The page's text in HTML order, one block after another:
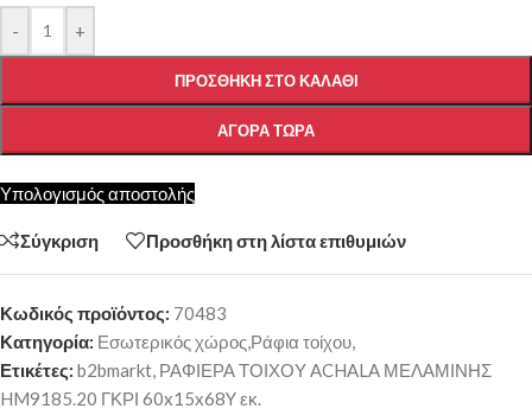
- +
ΠΡΟΣΘΉΚΗ ΣΤΟ ΚΑΛΆΘΙ
ΑΓΟΡΆ ΤΏΡΑ
Υπολογισμός αποστολής
Σύγκριση Προσθήκη στη λίστα επιθυμιών
Κωδικός προϊόντος: 70483
Κατηγορία: Εσωτερικός χώρος,Ράφια τοίχου,
Ετικέτες: b2bmarkt, ΡΑΦΙΕΡΑ ΤΟΙΧΟΥ ACHALA ΜΕΛΑΜΙΝΗΣ
HM9185.20 ΓΚΡΙ 60x15x68Y εκ.